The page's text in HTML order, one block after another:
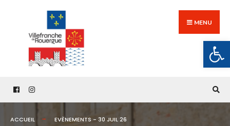
content
MENU
ACCUEIL EVÈNEMENTS - 30 JUIL 26